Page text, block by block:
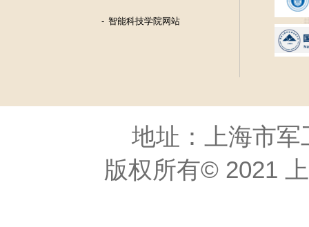
智能科技学院网站
地址：上海市军
版权所有© 2021